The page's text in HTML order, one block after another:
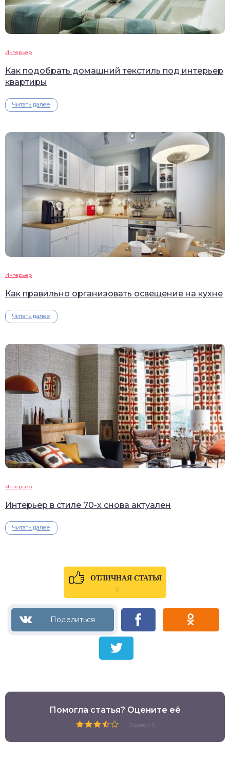
Интерьер
Как подобрать домашний текстиль под интерьер
квартиры
Читать далее
Интерьер
Как правильно организовать освещение на кухне
Читать далее
Интерьер
Интерьер в стиле 70-х снова актуален
Читать далее
ОТЛИЧНАЯ СТАТЬЯ
0
Помогла статья? Оцените её
Оценок: 5